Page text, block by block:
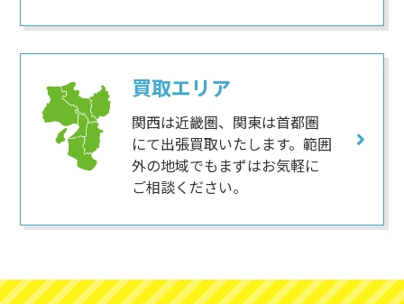
買取エリア
関西は近畿圏、関東は首都圏
にて出張買取いたします。範囲
外の地域でもまずはお気軽に
ご相談ください。